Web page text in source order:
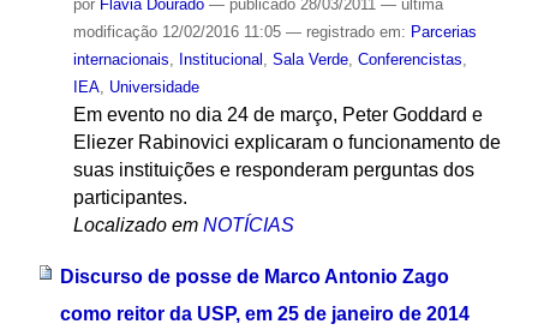
por Flávia Dourado — publicado28/03/2011 — última
modificação12/02/2016 11:05 — registrado em: Parcerias
internacionais, Institucional , Sala Verde, Conferencistas,
IEA, Universidade
Em evento no dia 24 de março, Peter Goddard e
Eliezer Rabinovici explicaram o funcionamento de
suas instituições e responderam perguntas dos
participantes.
Localizado em NOTÍCIAS
Discurso de posse de Marco Antonio Zago
como reitor da USP, em 25 de janeiro de 2014